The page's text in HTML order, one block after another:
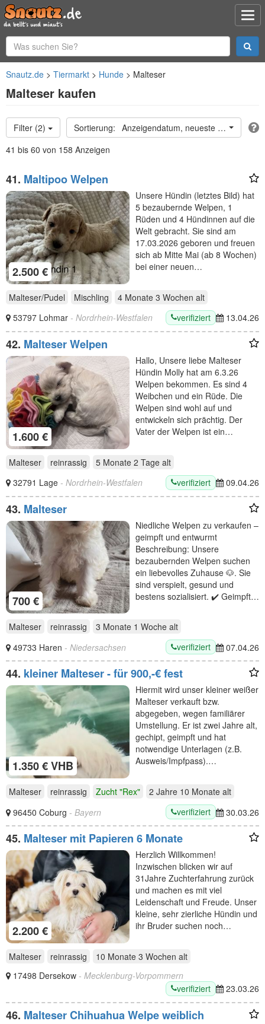
Snautz.de Tiermarkt Hunde Malteser
Malteser kaufen
Filter (2)
Anzeigendatum, neueste oben
41 bis 60 von 158 Anzeigen
41. Maltipoo Welpen
2.500 €
Unsere Hündin (letztes Bild) hat
5 bezaubernde Welpen, 1
Rüden und 4 Hündinnen auf die
Welt gebracht. Sie sind am
17.03.2026 geboren und freuen
sich ab Mitte Mai (ab 8 Wochen)
bei einer neuen…
Malteser/Pudel Mischling 4 Monate 3 Wochen alt
53797 Lohmar - Nordrhein-Westfalen verifiziert 13.04.26
42. Malteser Welpen
1.600 €
Hallo, Unsere liebe Malteser
Hündin Molly hat am 6.3.26
Welpen bekommen. Es sind 4
Weibchen und ein Rüde. Die
Welpen sind wohl auf und
entwickeln sich prächtig. Der
Vater der Welpen ist ein…
Malteser reinrassig 5 Monate 2 Tage alt
32791 Lage - Nordrhein-Westfalen verifiziert 09.04.26
43. Malteser
700 €
Niedliche Welpen zu verkaufen –
geimpft und entwurmt
Beschreibung: Unsere
bezaubernden Welpen suchen
ein liebevolles Zuhause 🐶. Sie
sind verspielt, gesund und
bestens sozialisiert. ✔️ Geimpft…
Malteser reinrassig 3 Monate 1 Woche alt
49733 Haren - Niedersachsen verifiziert 07.04.26
44. kleiner Malteser - für 900,-€ fest
1.350 € VHB
Hiermit wird unser kleiner weißer
Malteser verkauft bzw.
abgegeben, wegen familiärer
Umstellung. Er ist zwei Jahre alt,
gechipt, geimpft und hat
notwendige Unterlagen (z.B.
Ausweis/Impfpass).…
Malteser reinrassig Zucht "Rex" 2 Jahre 10 Monate alt
96450 Coburg - Bayern verifiziert 30.03.26
45. Malteser mit Papieren 6 Monate
2.200 €
Herzlich Willkommen!
Inzwischen blicken wir auf
31Jahre Zuchterfahrung zurück
und machen es mit viel
Leidenschaft und Freude. Unser
kleine, sehr zierliche Hündin und
ihr Bruder suchen noch…
Malteser reinrassig 10 Monate 3 Wochen alt
17498 Dersekow - Mecklenburg-Vorpommern
verifiziert
23.03.26
46. Malteser Chihuahua Welpe weiblich